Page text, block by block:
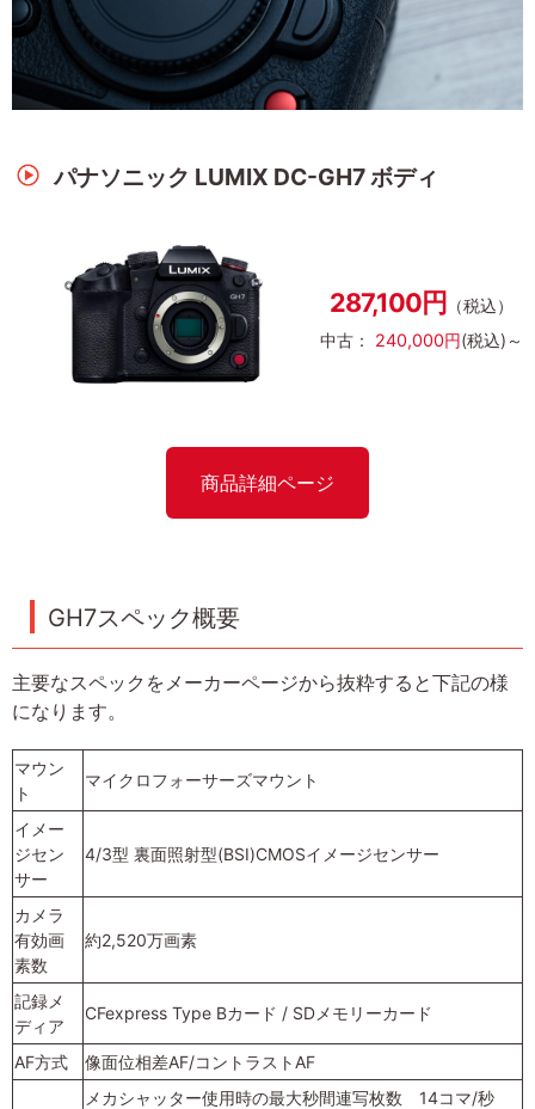
パナソニック LUMIX DC-GH7 ボディ
287,100円 （税込）
中古： 240,000円(税込)～
商品詳細ページ
GH7スペック概要
主要なスペックをメーカーページから抜粋すると下記の様
になります。
マウン
ト
マイクロフォーサーズマウント
イメー
ジセン
サー
4/3型 裏面照射型(BSI)CMOSイメージセンサー
カメラ
有効画
素数
約2,520万画素
記録メ
ディア
CFexpress Type Bカード / SDメモリーカード
AF方式 像面位相差AF/コントラストAF
メカシャッター使用時の最大秒間連写枚数 14コマ/秒